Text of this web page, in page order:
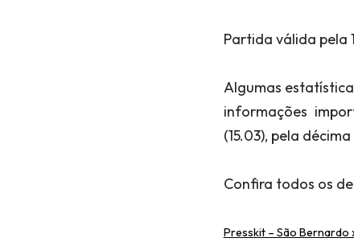
Partida válida pela
Algumas
informações
(15.03), pela
Confira todos os
Presskit – São Bernardo